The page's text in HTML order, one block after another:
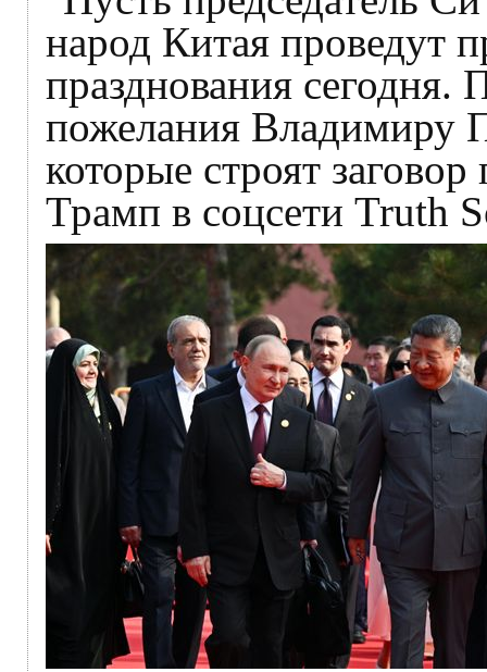
народ Китая проведут
празднования сегодня.
пожелания
которые строят
Трамп в соцсети Truth